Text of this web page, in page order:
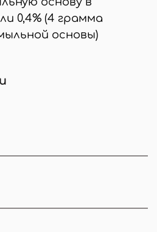
0,4% (4 грамма
основы)